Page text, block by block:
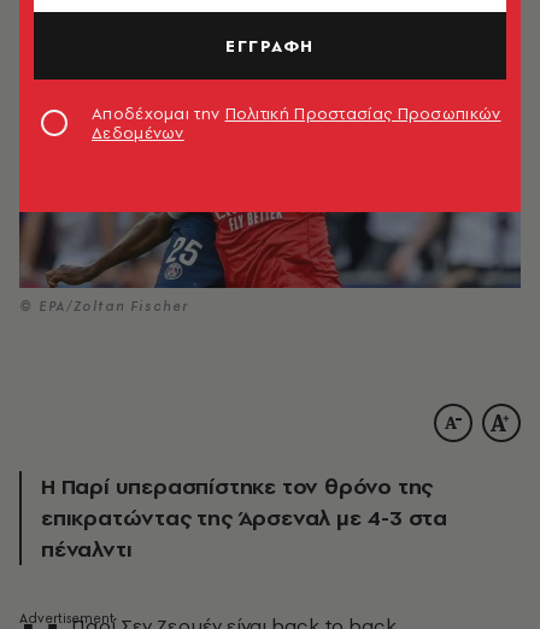
© EPA/Zoltan Fischer
Η Παρί υπερασπίστηκε τον θρόνο της
επικρατώντας της Άρσεναλ με 4-3 στα
πέναλντι
ΕΓΓΡΑΦΗ
Αποδέχομαι την Πολιτική Προστασίας Προσωπικών
Δεδομένων